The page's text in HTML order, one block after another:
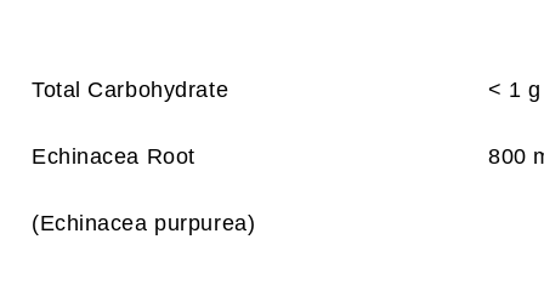
Total Carbohydrate < 1 g
Echinacea Root 800
(Echinacea purpurea)